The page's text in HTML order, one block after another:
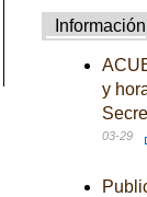
Información
y
03-29